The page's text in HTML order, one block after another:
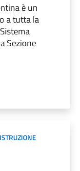
è un
a tutta la
Sezione
ISTRUZIONE